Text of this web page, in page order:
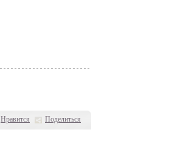
Нравится Поделиться